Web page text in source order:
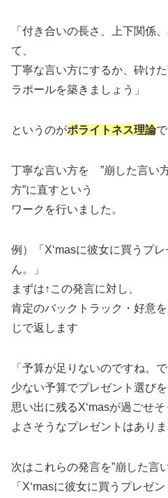
「付き合いの長さ、上下関
て、
丁寧な言い方にするか、砕け
ラポールを築きましょう」
というのがポライトネス理論で
丁寧な言い方を ”崩した言い
方”に直すという
ワークを行いました。
例）「X‘masに彼女に買うプ
ん。」
まずは↑この発言に対し、
肯定のバックトラック・好意
じで返します
「予算が足りないのですね。で
少ない予算でプレゼント選びを
思い出に残るX‘masが過ごせそ
よさそうなプレゼントはありま
次はこれらの発言を”崩した言
「X‘masに彼女に買うプレゼ